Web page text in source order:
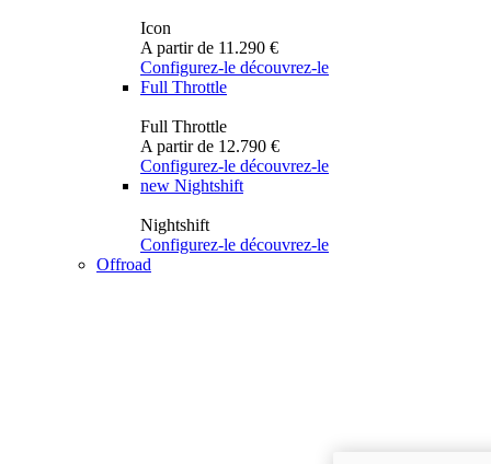
Icon
A partir de 11.290 €
Configurez-le découvrez-le
Full Throttle
Full Throttle
A partir de 12.790 €
Configurez-le découvrez-le
new Nightshift
Nightshift
Configurez-le découvrez-le
Offroad